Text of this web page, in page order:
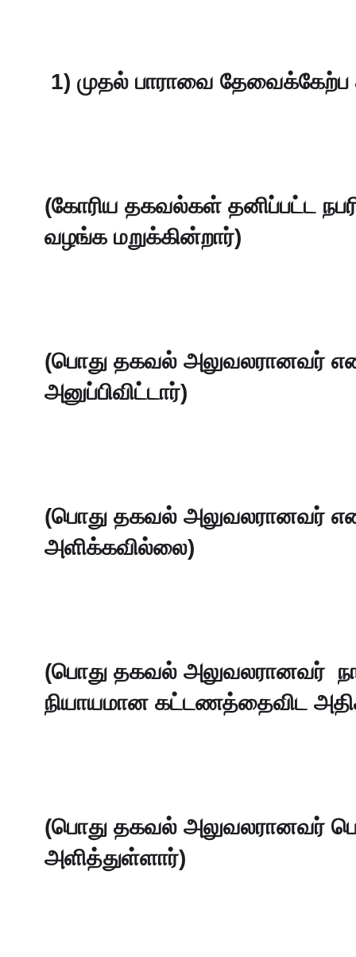
1) முதல் பாராவை
(கோரிய தகவல்கள் தனிப்பட்ட
வழங்க மறுக்கின்றார்)
(பொது தகவல் அலுவலரானவர்
அனுப்பிவிட்டார்)
(பொது தகவல் அலுவலரானவர்
அளிக்கவில்லை)
(பொது தகவல் அலுவலரானவர்
நியாயமான கட்டணத்தைவிட
(பொது தகவல் அலுவலரானவர்
அளித்துள்ளார்)